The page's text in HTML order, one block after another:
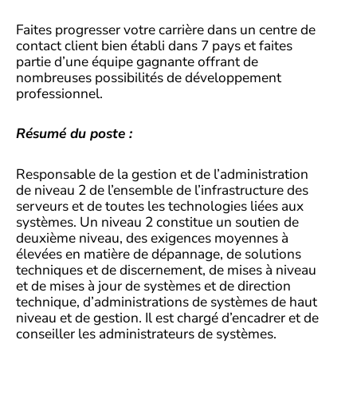
Faites progresser votre carrière dans un centre de
contact client bien établi dans 7 pays et faites
partie d’une équipe gagnante offrant de
nombreuses possibilités de développement
professionnel.
Résumé du poste :
Responsable de la gestion et de l’administration
de niveau 2 de l’ensemble de l’infrastructure des
serveurs et de toutes les technologies liées aux
systèmes. Un niveau 2 constitue un soutien de
deuxième niveau, des exigences moyennes à
élevées en matière de dépannage, de solutions
techniques et de discernement, de mises à niveau
et de mises à jour de systèmes et de direction
technique, d’administrations de systèmes de haut
niveau et de gestion. Il est chargé d’encadrer et de
conseiller les administrateurs de systèmes.